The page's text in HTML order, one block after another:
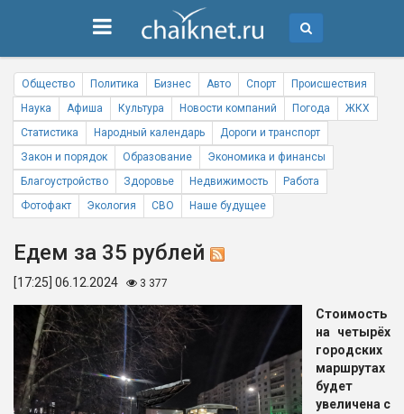
Общество Политика Бизнес Авто Спорт
Происшествия
Наука
Афиша Культура Новости компаний Погода
ЖКХ
Статистика
Народный календарь
Дороги и транспорт
Закон и порядок
Образование
Экономика и финансы
Благоустройство
Здоровье Недвижимость
Работа
Фотофакт
Экология СВО Наше будущее
Едем за 35 рублей
[17:25] 06.12.2024 3 377
Стоимость
на четырёх
городских
маршрутах
будет
увеличена с